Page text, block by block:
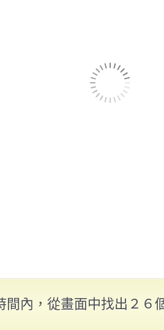
間內，從畫面中找出２６